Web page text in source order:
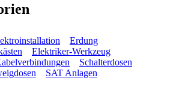
Erdung
Elektriker-Werkzeug
Schalterdosen
SAT Anlagen